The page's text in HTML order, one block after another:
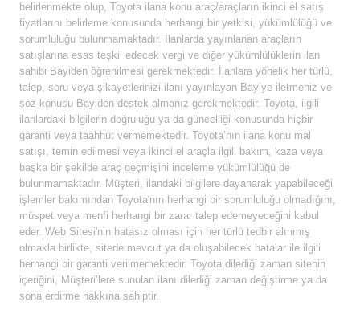
belirlenmekte olup, Toyota ilana konu araç/araçların ikinci el satış
fiyatlarını belirleme konusunda herhangi bir yetkisi, yükümlülüğü ve
sorumluluğu bulunmamaktadır. İlanlarda yayınlanan araçların
satışlarına esas teşkil edecek vergi ve diğer yükümlülüklerin ilan
sahibi Bayiden öğrenilmesi gerekmektedir. İlanlara yönelik her türlü,
talep, soru veya şikayetlerinizi ilanı yayınlayan Bayiye iletmeniz ve
söz konusu Bayiden destek almanız gerekmektedir. Toyota, ilgili
ilanlardaki bilgilerin doğruluğu ya da güncelliği konusunda hiçbir
garanti veya taahhüt vermemektedir. Toyota’nın ilana konu mal
satışı, temin edilmesi veya ikinci el araçla ilgili bakım, kaza veya
başka bir şekilde araç geçmişini inceleme yükümlülüğü de
bulunmamaktadır. Müşteri, ilandaki bilgilere dayanarak yapabileceği
işlemler bakımından Toyota'nın herhangi bir sorumluluğu olmadığını,
müspet veya menfi herhangi bir zarar talep edemeyeceğini kabul
eder. Web Sitesi'nin hatasız olması için her türlü tedbir alınmış
olmakla birlikte, sitede mevcut ya da oluşabilecek hatalar ile ilgili
herhangi bir garanti verilmemektedir. Toyota dilediği zaman sitenin
içeriğini, Müşteri’lere sunulan ilanı dilediği zaman değiştirme ya da
sona erdirme hakkına sahiptir.